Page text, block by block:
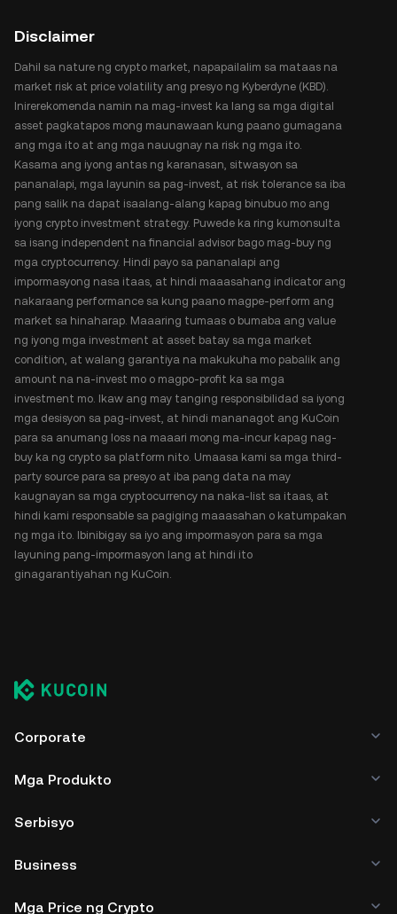
Disclaimer
Dahil sa nature ng crypto market, napapailalim sa mataas na
market risk at price volatility ang presyo ng Kyberdyne (KBD).
Inirerekomenda namin na mag-invest ka lang sa mga digital
asset pagkatapos mong maunawaan kung paano gumagana
ang mga ito at ang mga nauugnay na risk ng mga ito.
Kasama ang iyong antas ng karanasan, sitwasyon sa
pananalapi, mga layunin sa pag-invest, at risk tolerance sa iba
pang salik na dapat isaalang-alang kapag binubuo mo ang
iyong crypto investment strategy. Puwede ka ring kumonsulta
sa isang independent na financial advisor bago mag-buy ng
mga cryptocurrency. Hindi payo sa pananalapi ang
impormasyong nasa itaas, at hindi maaasahang indicator ang
nakaraang performance sa kung paano magpe-perform ang
market sa hinaharap. Maaaring tumaas o bumaba ang value
ng iyong mga investment at asset batay sa mga market
condition, at walang garantiya na makukuha mo pabalik ang
amount na na-invest mo o magpo-profit ka sa mga
investment mo. Ikaw ang may tanging responsibilidad sa iyong
mga desisyon sa pag-invest, at hindi mananagot ang KuCoin
para sa anumang loss na maaari mong ma-incur kapag nag-
buy ka ng crypto sa platform nito. Umaasa kami sa mga third-
party source para sa presyo at iba pang data na may
kaugnayan sa mga cryptocurrency na naka-list sa itaas, at
hindi kami responsable sa pagiging maaasahan o katumpakan
ng mga ito. Ibinibigay sa iyo ang impormasyon para sa mga
layuning pang-impormasyon lang at hindi ito
ginagarantiyahan ng KuCoin.
Corporate
Mga Produkto
Serbisyo
Business
Mga Price ng Crypto